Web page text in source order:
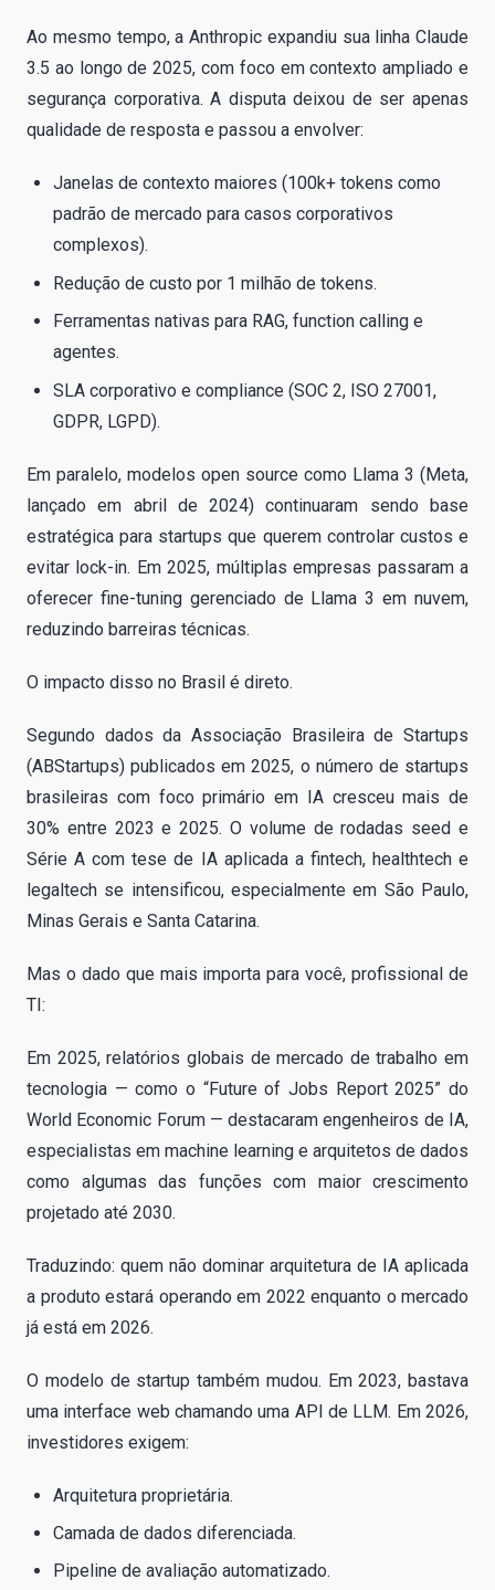
Ao mesmo tempo, a Anthropic expandiu sua linha Claude
3.5 ao longo de 2025, com foco em contexto ampliado e
segurança corporativa. A disputa deixou de ser apenas
qualidade de resposta e passou a envolver:
Janelas de contexto maiores (100k+ tokens como
padrão de mercado para casos corporativos
complexos).
Redução de custo por 1 milhão de tokens.
Ferramentas nativas para RAG, function calling e
agentes.
SLA corporativo e compliance (SOC 2, ISO 27001,
GDPR, LGPD).
Em paralelo, modelos open source como Llama 3 (Meta,
lançado em abril de 2024) continuaram sendo base
estratégica para startups que querem controlar custos e
evitar lock-in. Em 2025, múltiplas empresas passaram a
oferecer fine-tuning gerenciado de Llama 3 em nuvem,
reduzindo barreiras técnicas.
O impacto disso no Brasil é direto.
Segundo dados da Associação Brasileira de Startups
(ABStartups) publicados em 2025, o número de startups
brasileiras com foco primário em IA cresceu mais de
30% entre 2023 e 2025. O volume de rodadas seed e
Série A com tese de IA aplicada a fintech, healthtech e
legaltech se intensificou, especialmente em São Paulo,
Minas Gerais e Santa Catarina.
Mas o dado que mais importa para você, profissional de
TI:
Em 2025, relatórios globais de mercado de trabalho em
tecnologia — como o “Future of Jobs Report 2025” do
World Economic Forum — destacaram engenheiros de IA,
especialistas em machine learning e arquitetos de dados
como algumas das funções com maior crescimento
projetado até 2030.
Traduzindo: quem não dominar arquitetura de IA aplicada
a produto estará operando em 2022 enquanto o mercado
já está em 2026.
O modelo de startup também mudou. Em 2023, bastava
uma interface web chamando uma API de LLM. Em 2026,
investidores exigem:
Arquitetura proprietária.
Camada de dados diferenciada.
Pipeline de avaliação automatizado.